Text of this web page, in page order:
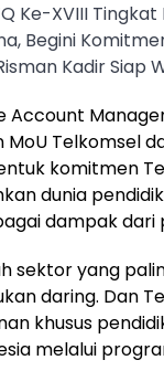
Ke-XVIII
Begini
Kadir Siap
Account
Telkomsel
komitmen
dunia
dampak dari
sektor yang
daring. Dan
khusus
melalui